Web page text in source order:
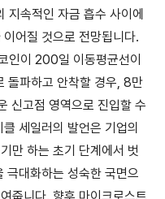
지속적인 자금 흡수 사이에
어질 것으로 전망됩니다.
인이 200일 이동평균선이
돌파하고 안착할 경우, 8만
신고점 영역으로 진입할 수
세일러의 발언은 기업의
만 하는 초기 단계에서 벗
극대화하는 성숙한 국면으
줍니다. 향후 마이크로스트